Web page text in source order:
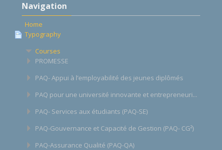
Navigation
Home
Typography
Courses
PROMESSE
PAQ- Appui à l’employabilité des jeunes diplômés
PAQ pour une université innovante et entrepreneuri...
PAQ- Services aux étudiants (PAQ-SE)
PAQ-Gouvernance et Capacité de Gestion (PAQ- CG²)
PAQ-Assurance Qualité (PAQ-QA)